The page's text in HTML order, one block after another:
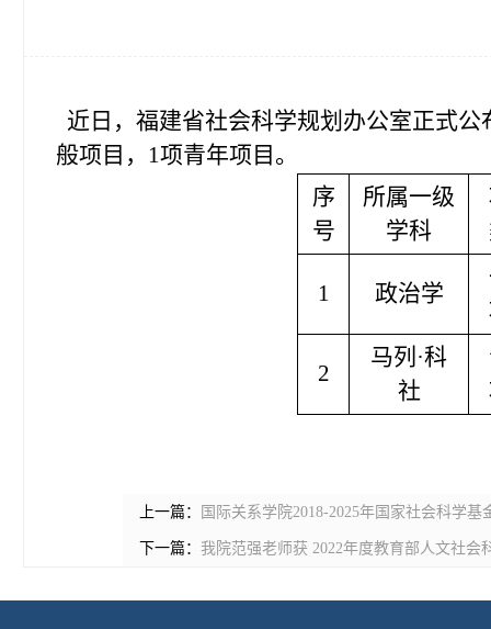
近日，福建省社会科学规划办公室正式公
般项目， 1项青年项目。
序
号
所属一级
学科
1 政治学
2
马列·科
社
上一篇： 国际关系学院2018-2025年国家社会科学基
下一篇： 我院范强老师获 2022年度教育部人文社会